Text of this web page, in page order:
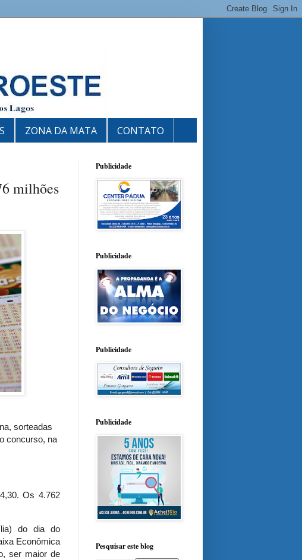
ZONA DA MATA CONTATO
milhões
sorteadas
concurso, na
Os 4.762
do dia do
Econômica
ser maior de
Publicidade
Publicidade
Publicidade
Publicidade
Pesquisar este blog